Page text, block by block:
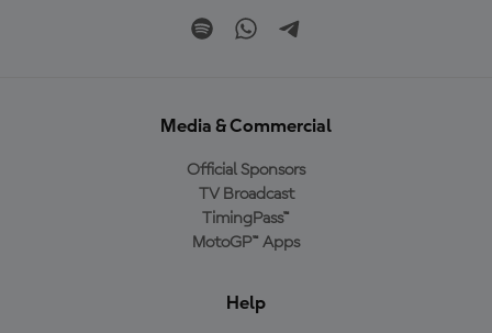
Media & Commercial
Official Sponsors
TV Broadcast
TimingPass™
MotoGP™ Apps
Help